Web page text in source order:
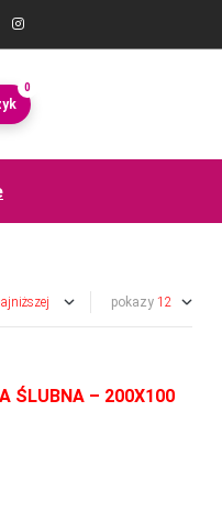
0
pokazy
ŚLUBNA – 200X100